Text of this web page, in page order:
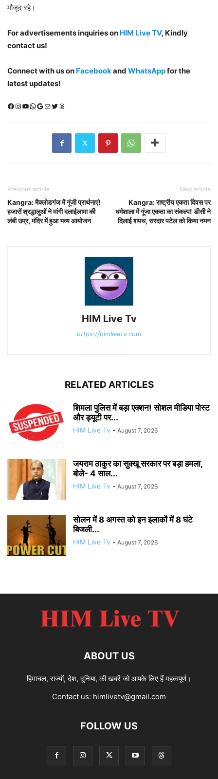
मौजूद रहे।
For advertisements inquiries on HIM Live TV, Kindly
contact us!
Connect with us on Facebook and WhatsAppfor the
latest updates!
Facebook
Instagram
YouTube
WhatsApp
Google
MailX (Twitter)
Threads
Previous article
Kangra: मैक्लोडगंज में गूंजी प्रार्थनाएं!
हजारों श्रद्धालुओं ने मांगी दलाईलामा की
लंबी उम्र, मंदिर में हुआ भव्य आयोजन
Next article
Kangra: राष्ट्रीय एकता दिवस पर
धर्मशाला में गूंजा एकता का संकल्प! डीसी ने
दिलाई शपथ, सरदार पटेल को किया नमन
HIM Live Tv
https://himlivetv.com
RELATED ARTICLES
शिमला पुलिस में बड़ा एक्शन! सोशल मीडिया पोस्ट
और ड्यूटी पर...
HIM Live Tv - August 7, 2026
जयराम ठाकुर का सुक्खू सरकार पर बड़ा हमला,
बोले- 4 साल...
HIM Live Tv - August 7, 2026
सोलन में 8 अगस्त को इन इलाकों में 8 घंटे
बिजली...
HIM Live Tv - August 7, 2026
ABOUT US
हिमाचल, राज्यों, देश, दुनिया, की खबरें जो आपके लिए हैं महत्वपूर्ण।
Contact us: himlivetv@gmail.com
FOLLOW US